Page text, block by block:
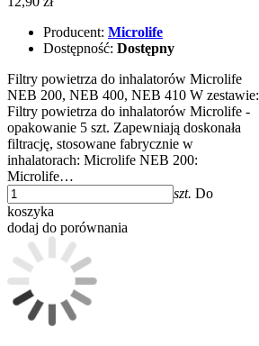
Producent: Microlife
Dostępność: Dostępny
Filtry powietrza do inhalatorów Microlife
NEB 200, NEB 400, NEB 410 W zestawie:
Filtry powietrza do inhalatorów Microlife -
opakowanie 5 szt. Zapewniają doskonała
filtrację, stosowane fabrycznie w
inhalatorach: Microlife NEB 200:
Microlife…
szt. Do
koszyka
dodaj do porównania